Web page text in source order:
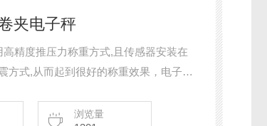
夹电子秤
精度推压力称重方式,且传感器安装在
方式,从而起到很好的称重效果，电子秤
也就是我们常说的这台秤很准，误差
浏览量